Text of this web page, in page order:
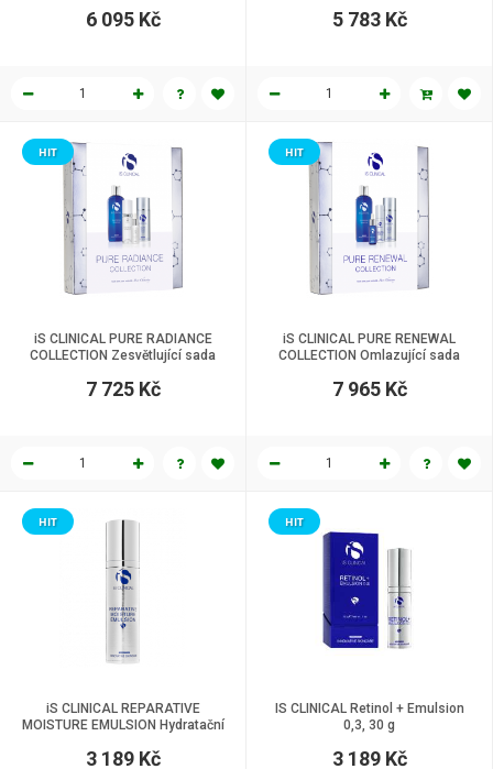
6 095 Kč 5 783 Kč
iS CLINICAL PURE RADIANCE
COLLECTION Zesvětlující sada
HIT
7 725 Kč
iS CLINICAL PURE RENEWAL
COLLECTION Omlazující sada
HIT
7 965 Kč
iS CLINICAL REPARATIVE
MOISTURE EMULSION Hydratační
HIT
3 189 Kč
IS CLINICAL Retinol + Emulsion
0,3, 30 g
HIT
3 189 Kč